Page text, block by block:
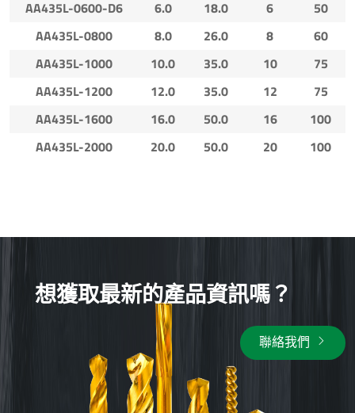
AA435L-0600-D6 6.0 18.0 6
50
AA435L-0800
8.0 26.0 8
60
AA435L-1000
10.0 35.0 10
75
AA435L-1200
12.0 35.0 12
75
AA435L-1600
16.0 50.0 16
100
AA435L-2000
20.0 50.0 20 100
想獲取最新的產品資訊嗎？
聯絡我們